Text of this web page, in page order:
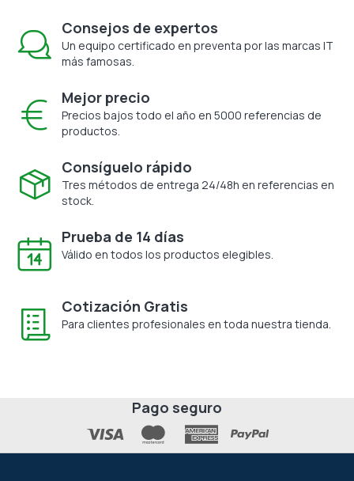
Consejos de expertos
Un equipo certificado en preventa por las marcas IT
más famosas.
Mejor precio
Precios bajos todo el año en 5000 referencias de
productos.
Consíguelo rápido
Tres métodos de entrega 24/48h en referencias en
stock.
Prueba de 14 días
Válido en todos los productos elegibles.
Cotización Gratis
Para clientes profesionales en toda nuestra tienda.
Pago seguro